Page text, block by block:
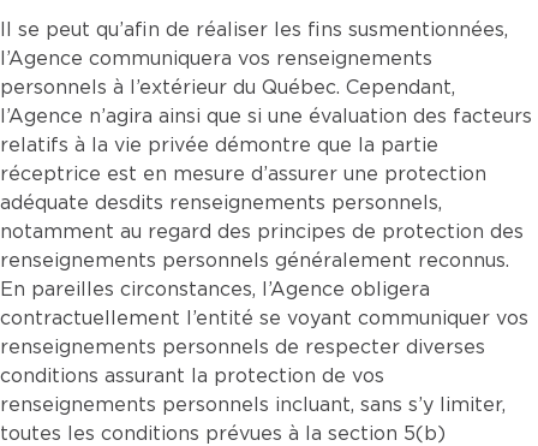
Il se peut qu’afin de réaliser les fins susmentionnées,
l’Agence communiquera vos renseignements
personnels à l’extérieur du Québec. Cependant,
l’Agence n’agira ainsi que si une évaluation des facteurs
relatifs à la vie privée démontre que la partie
réceptrice est en mesure d’assurer une protection
adéquate desdits renseignements personnels,
notamment au regard des principes de protection des
renseignements personnels généralement reconnus.
En pareilles circonstances, l’Agence obligera
contractuellement l’entité se voyant communiquer vos
renseignements personnels de respecter diverses
conditions assurant la protection de vos
renseignements personnels incluant, sans s’y limiter,
toutes les conditions prévues à la section 5(b)